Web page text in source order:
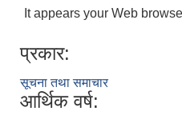
It appears your Web
प्रकार:
सूचना तथा समाचार
आर्थिक वर्ष: